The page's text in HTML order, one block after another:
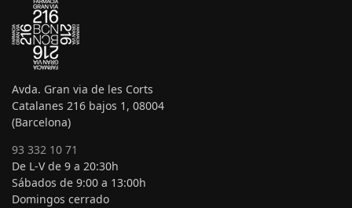
Avda. Gran via de les Corts
Catalanes 216 bajos 1, 08004
(Barcelona)
93 332 10 71
De L-V de 9 a 20:30h
Sábados de 9:00 a 13:00h
Domingos cerrado